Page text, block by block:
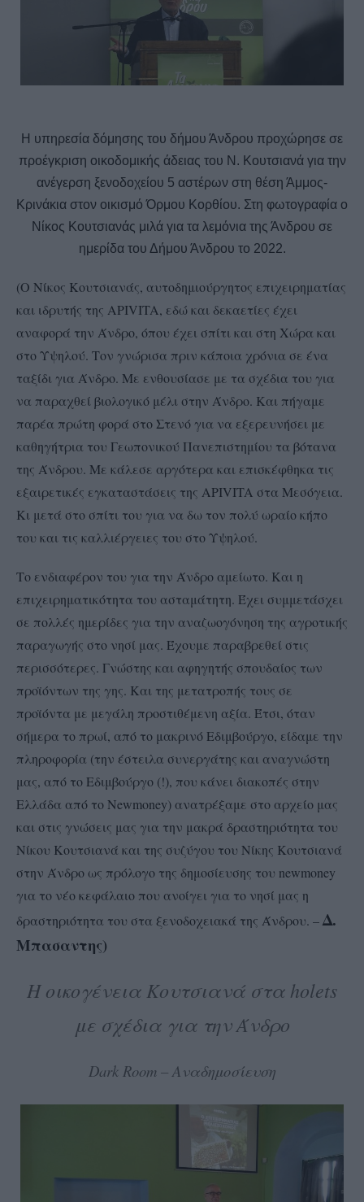
H υπηρεσία δόμησης του δήμου Άνδρου προχώρησε σε
προέγκριση οικοδομικής άδειας του Ν. Κουτσιανά για την
ανέγερση ξενοδοχείου 5 αστέρων στη θέση Άμμος-
Κρινάκια στον οικισμό Όρμου Κορθίου. Στη φωτογραφία ο
Νίκος Κουτσιανάς μιλά για τα λεμόνια της Άνδρου σε
ημερίδα του Δήμου Άνδρου το 2022.
(Ο Νίκος Κουτσιανάς, αυτοδημιούργητος επιχειρηματίας
και ιδρυτής της APIVITA, εδώ και δεκαετίες έχει
αναφορά την Άνδρο, όπου έχει σπίτι και στη Χώρα και
στο Υψηλού. Τον γνώρισα πριν κάποια χρόνια σε ένα
ταξίδι για Άνδρο. Με ενθουσίασε με τα σχέδια του για
να παραχθεί βιολογικό μέλι στην Άνδρο. Και πήγαμε
παρέα πρώτη φορά στο Στενό για να εξερευνήσει με
καθηγήτρια του Γεωπονικού Πανεπιστημίου τα βότανα
της Άνδρου. Με κάλεσε αργότερα και επισκέφθηκα τις
εξαιρετικές εγκαταστάσεις της APIVITA στα Μεσόγεια.
Κι μετά στο σπίτι του για να δω τον πολύ ωραίο κήπο
του και τις καλλιέργειες του στο Υψηλού.
Το ενδιαφέρον του για την Άνδρο αμείωτο. Και η
επιχειρηματικότητα του ασταμάτητη. Έχει συμμετάσχει
σε πολλές ημερίδες για την αναζωογόνηση της αγροτικής
παραγωγής στο νησί μας. Έχουμε παραβρεθεί στις
περισσότερες. Γνώστης και αφηγητής σπουδαίος των
προϊόντων της γης. Και της μετατροπής τους σε
προϊόντα με μεγάλη προστιθέμενη αξία. Έτσι, όταν
σήμερα το πρωί, από το μακρινό Εδιμβούργο, είδαμε την
πληροφορία (την έστειλα συνεργάτης και αναγνώστη
μας, από το Εδιμβούργο (!), που κάνει διακοπές στην
Ελλάδα από το Newmoney) ανατρέξαμε στο αρχείο μας
και στις γνώσεις μας για την μακρά δραστηριότητα του
Νίκου Κουτσιανά και της συζύγου του Νίκης Κουτσιανά
στην Άνδρο ως πρόλογο της δημοσίευσης του newmoney
για το νέο κεφάλαιο που ανοίγει για το νησί μας η
δραστηριότητα του στα ξενοδοχειακά της Άνδρου. –Δ.
Μπασαντης)
Η οικογένεια Κουτσιανά στα holets
με σχέδια για την Άνδρο
Dark Room – Αναδημοσίευση